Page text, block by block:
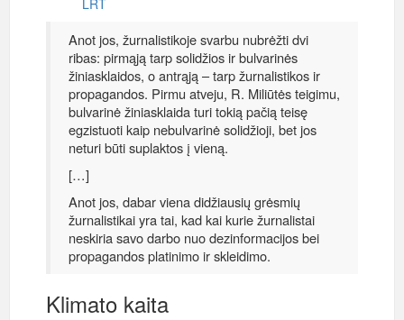
LRT
Anot jos, žurnalistikoje svarbu nubrėžti dvi
ribas: pirmąją tarp solidžios ir bulvarinės
žiniasklaidos, o antrąją – tarp žurnalistikos ir
propagandos. Pirmu atveju, R. Miliūtės teigimu,
bulvarinė žiniasklaida turi tokią pačią teisę
egzistuoti kaip nebulvarinė solidžioji, bet jos
neturi būti suplaktos į vieną.
[…]
Anot jos, dabar viena didžiausių grėsmių
žurnalistikai yra tai, kad kai kurie žurnalistai
neskiria savo darbo nuo dezinformacijos bei
propagandos platinimo ir skleidimo.
Klimato kaita